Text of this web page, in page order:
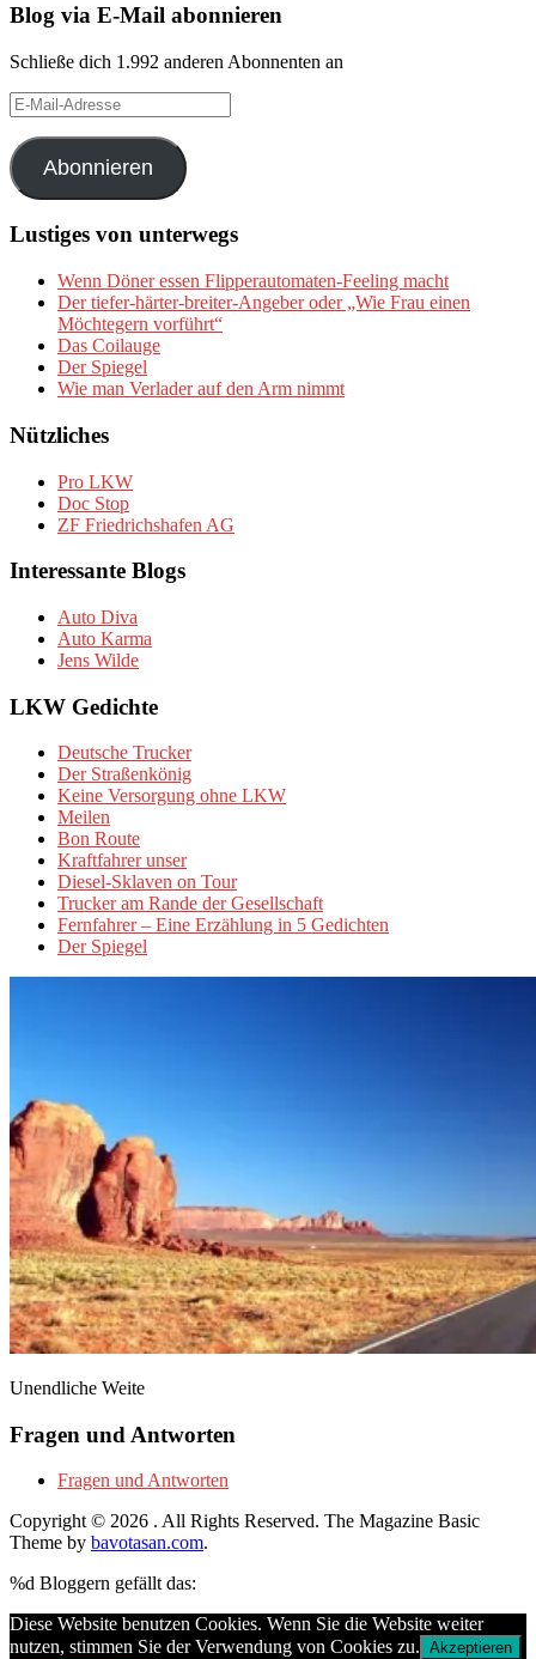
Blog via E-Mail abonnieren
Schließe dich 1.992 anderen Abonnenten an
E-
Mail-
Adresse
Abonnieren
Lustiges von unterwegs
Wenn Döner essen Flipperautomaten-Feeling macht
Der tiefer-härter-breiter-Angeber oder „Wie Frau einen
Möchtegern vorführt“
Das Coilauge
Der Spiegel
Wie man Verlader auf den Arm nimmt
Nützliches
Pro LKW
Doc Stop
ZF Friedrichshafen AG
Interessante Blogs
Auto Diva
Auto Karma
Jens Wilde
LKW Gedichte
Deutsche Trucker
Der Straßenkönig
Keine Versorgung ohne LKW
Meilen
Bon Route
Kraftfahrer unser
Diesel-Sklaven on Tour
Trucker am Rande der Gesellschaft
Fernfahrer – Eine Erzählung in 5 Gedichten
Der Spiegel
Unendliche Weite
Fragen und Antworten
Fragen und Antworten
Copyright © 2026 . All Rights Reserved. The Magazine Basic
Theme by bavotasan.com.
%d Bloggern gefällt das:
Diese Website benutzen Cookies. Wenn Sie die Website weiter
nutzen, stimmen Sie der Verwendung von Cookies zu. Akzeptieren